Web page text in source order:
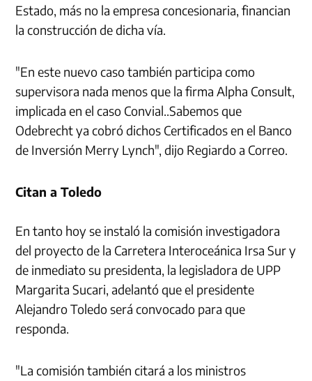
Estado, más no la empresa concesionaria, financian
la construcción de dicha vía.
"En este nuevo caso también participa como
supervisora nada menos que la firma Alpha Consult,
implicada en el caso Convial..Sabemos que
Odebrecht ya cobró dichos Certificados en el Banco
de Inversión Merry Lynch", dijo Regiardo a Correo.
Citan a Toledo
En tanto hoy se instaló la comisión investigadora
del proyecto de la Carretera Interoceánica Irsa Sur y
de inmediato su presidenta, la legisladora de UPP
Margarita Sucari, adelantó que el presidente
Alejandro Toledo será convocado para que
responda.
"La comisión también citará a los ministros